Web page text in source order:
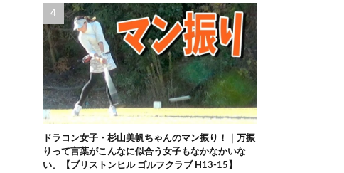
ドラコン女子・杉山美帆ちゃんのマン振り！｜万振
りって言葉がこんなに似合う女子もなかなかいな
い。【ブリストンヒル ゴルフクラブ H13-15】